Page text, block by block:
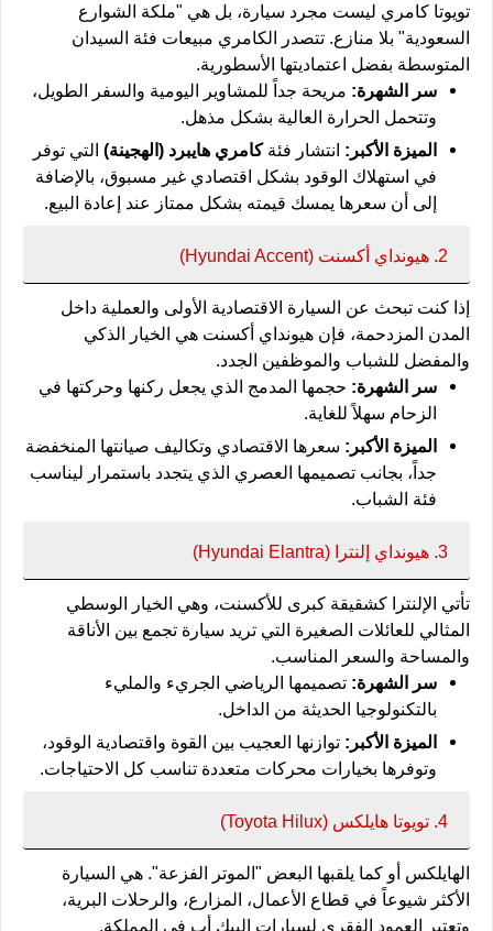
تويوتا كامري ليست مجرد سيارة، بل هي "ملكة الشوارع
السعودية" بلا منازع. تتصدر الكامري مبيعات فئة السيدان
المتوسطة بفضل اعتماديتها الأسطورية.
سر الشهرة: مريحة جداً للمشاوير اليومية والسفر الطويل،
وتتحمل الحرارة العالية بشكل مذهل.
الميزة الأكبر: انتشار فئةكامري هايبرد (الهجينة) التي توفر
في استهلاك الوقود بشكل اقتصادي غير مسبوق، بالإضافة
إلى أن سعرها يمسك قيمته بشكل ممتاز عند إعادة البيع.
2. هيونداي أكسنت (Hyundai Accent)
إذا كنت تبحث عن السيارة الاقتصادية الأولى والعملية داخل
المدن المزدحمة، فإن هيونداي أكسنت هي الخيار الذكي
والمفضل للشباب والموظفين الجدد.
سر الشهرة: حجمها المدمج الذي يجعل ركنها وحركتها في
الزحام سهلاً للغاية.
الميزة الأكبر: سعرها الاقتصادي وتكاليف صيانتها المنخفضة
جداً، بجانب تصميمها العصري الذي يتجدد باستمرار ليناسب
فئة الشباب.
3. هيونداي إلنترا (Hyundai Elantra)
تأتي الإلنترا كشقيقة كبرى للأكسنت، وهي الخيار الوسطي
المثالي للعائلات الصغيرة التي تريد سيارة تجمع بين الأناقة
والمساحة والسعر المناسب.
سر الشهرة: تصميمها الرياضي الجريء والمليء
بالتكنولوجيا الحديثة من الداخل.
الميزة الأكبر: توازنها العجيب بين القوة واقتصادية الوقود،
وتوفرها بخيارات محركات متعددة تناسب كل الاحتياجات.
4. تويوتا هايلكس (Toyota Hilux)
الهايلكس أو كما يلقبها البعض "الموتر الفزعة". هي السيارة
الأكثر شيوعاً في قطاع الأعمال، المزارع، والرحلات البرية،
وتعتبر العمود الفقري لسيارات البيك أب في المملكة.